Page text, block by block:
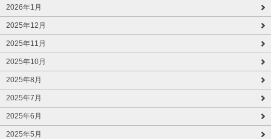
2026年1月
2025年12月
2025年11月
2025年10月
2025年8月
2025年7月
2025年6月
2025年5月